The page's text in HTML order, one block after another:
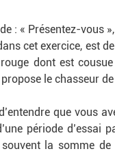
: « Présentez-vous
cet exercice, est
dont est
le chasseur
que vous
période d’essai
la somme